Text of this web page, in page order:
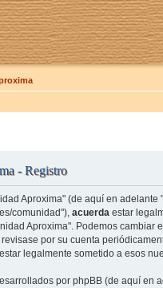
- Registro
Aproxima" (de aquí en adelante
comunidad"), acuerdaestar
Aproxima". Podemos
por su cuenta
legalmente sometido a esos
por phpBB (de aquí en